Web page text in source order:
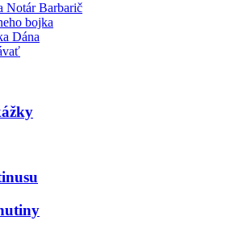
Notár Barbarič
bojka
Dána